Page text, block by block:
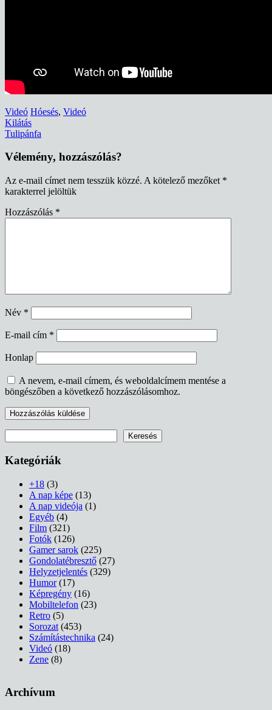
Videó Hóesés, Videó
Bejegyzés
navigáció
Kilátás
Tulipánfa
Vélemény, hozzászólás?
Az e-mail címet nem tesszük közzé. A kötelező mezőket *
karakterrel jelöltük
Hozzászólás *
Név *
E-mail cím *
Honlap
A nevem, e-mail címem, és weboldalcímem mentése a
böngészőben a következő hozzászólásomhoz.
Keresés
Kategóriák
+18 (3)
A nap képe (13)
A nap videója (1)
Egyéb (4)
Film (321)
Fotók (126)
Gamer sarok (225)
Gondolatébresztő (27)
Helyzetjelentés (329)
Humor(17)
Képregény (16)
Mobiltelefon (23)
Retro (5)
Sorozat (453)
Számítástechnika (24)
Videó (18)
Zene (8)
Archívum